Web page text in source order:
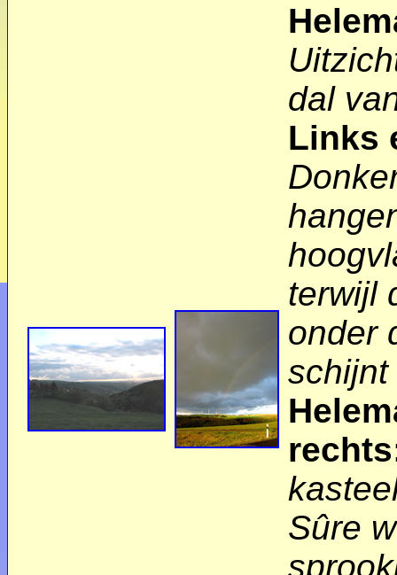
dal
Links
terwijl
onder
schijnt
Sûre